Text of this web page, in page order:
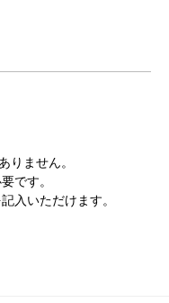
りません。
です。
入いただけます。